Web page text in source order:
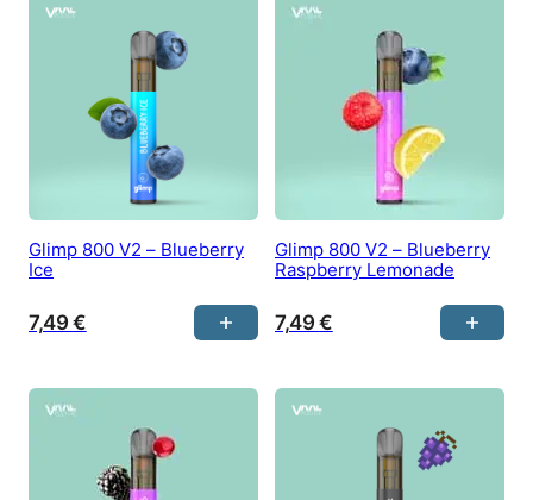
Glimp 800 V2 – Blueberry
Ice
7,49€
Glimp 800 V2 – Blueberry
Raspberry Lemonade
7,49€